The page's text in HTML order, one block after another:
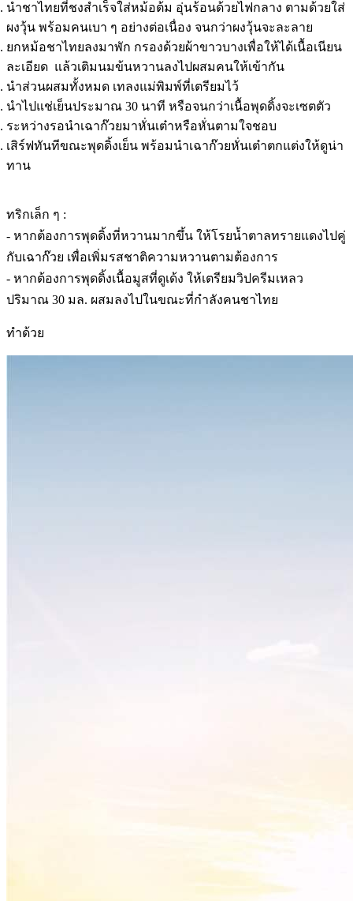
นำชาไทยที่ชงสำเร็จใส่หม้อต้ม อุ่นร้อนด้วยไฟกลาง ตามด้วยใส่
ผงวุ้น พร้อมคนเบา ๆ อย่างต่อเนื่อง จนกว่าผงวุ้นจะละลาย
ยกหม้อชาไทยลงมาพัก กรองด้วยผ้าขาวบางเพื่อให้ได้เนื้อเนียน
ละเอียด แล้วเติมนมข้นหวานลงไปผสมคนให้เข้ากัน
นำส่วนผสมทั้งหมด เทลงแม่พิมพ์ที่เตรียมไว้
นำไปแช่เย็นประมาณ 30 นาที หรือจนกว่าเนื้อพุดดิ้งจะเซตตัว
ระหว่างรอนำเฉาก๊วยมาหั่นเต๋าหรือหั่นตามใจชอบ
เสิร์ฟทันทีขณะพุดดิ้งเย็น พร้อมนำเฉาก๊วยหั่นเต๋าตกแต่งให้ดูน่า
ทาน
ทริกเล็ก ๆ :
- หากต้องการพุดดิ้งที่หวานมากขึ้น ให้โรยน้ำตาลทรายแดงไปคู่
กับเฉาก๊วย เพื่อเพิ่มรสชาติความหวานตามต้องการ
- หากต้องการพุดดิ้งเนื้อมูสที่ดูเด้ง ให้เตรียมวิปครีมเหลว
ปริมาณ 30 มล. ผสมลงไปในขณะที่กำลังคนชาไทย
ทำด้วย